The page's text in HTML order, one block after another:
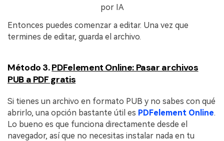
por IA
Entonces puedes comenzar a editar. Una vez que
termines de editar, guarda el archivo.
Método 3.PDFelement Online: Pasar archivos
PUB a PDF gratis
Si tienes un archivo en formato PUB y no sabes con qué
abrirlo, una opción bastante útil es PDFelement Online.
Lo bueno es que funciona directamente desde el
navegador, así que no necesitas instalar nada en tu